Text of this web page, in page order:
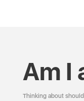
Am I
Thinking about